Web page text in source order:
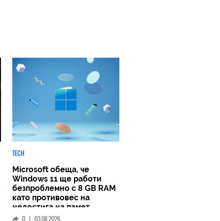
TECH
Microsoft обеща, че
Windows 11 ще работи
безпроблемно с 8 GB RAM
като противовес на
недостига на памет
0 | 03.08.2026